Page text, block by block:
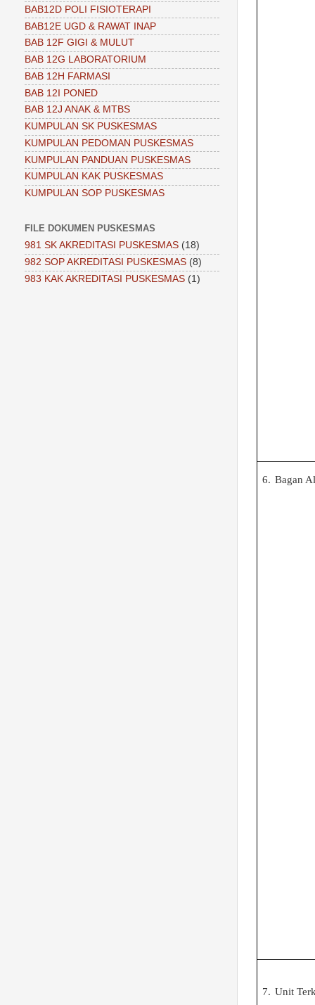
6. Bagan
7. Unit
BAB12D POLI FISIOTERAPI
BAB12E UGD & RAWAT INAP
BAB 12F GIGI & MULUT
BAB 12G LABORATORIUM
BAB 12H FARMASI
BAB 12I PONED
BAB 12J ANAK & MTBS
KUMPULAN SK PUSKESMAS
KUMPULAN PEDOMAN PUSKESMAS
KUMPULAN PANDUAN PUSKESMAS
KUMPULAN KAK PUSKESMAS
KUMPULAN SOP PUSKESMAS
FILE DOKUMEN PUSKESMAS
981 SK AKREDITASI PUSKESMAS (18)
982 SOP AKREDITASI PUSKESMAS (8)
983 KAK AKREDITASI PUSKESMAS (1)